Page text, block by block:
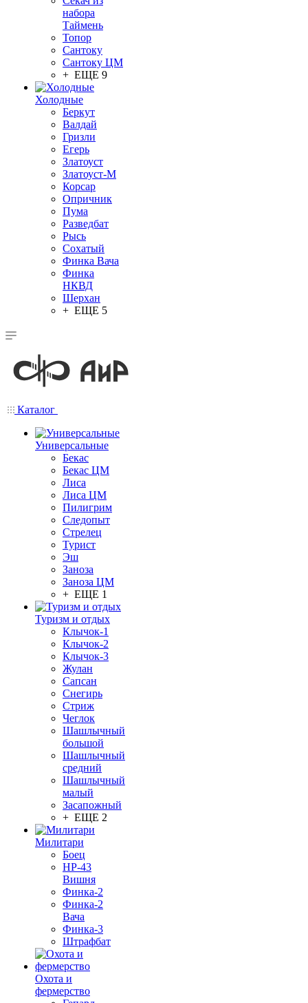
набора
Таймень
Топор
Сантоку
Сантоку ЦМ
+ ЕЩЕ 9
Холодные
Беркут
Валдай
Гризли
Егерь
Златоуст
Златоуст-М
Корсар
Опричник
Пума
Разведбат
Рысь
Сохатый
Финка Вача
Финка
НКВД
Шерхан
+ ЕЩЕ 5
Каталог
Универсальные
Бекас
Бекас ЦМ
Лиса
Лиса ЦМ
Пилигрим
Следопыт
Стрелец
Турист
Эш
Заноза
Заноза ЦМ
+ ЕЩЕ 1
Туризм и отдых
Клычок-1
Клычок-2
Клычок-3
Жулан
Сапсан
Снегирь
Стриж
Чеглок
Шашлычный
большой
Шашлычный
средний
Шашлычный
малый
Засапожный
+ ЕЩЕ 2
Милитари
Боец
НР-43
Вишня
Финка-2
Финка-2
Вача
Финка-3
Штрафбат
Охота и
фермерство